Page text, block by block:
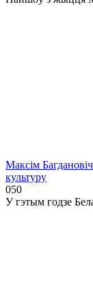
Максім
культуру
050
У гэтым годзе